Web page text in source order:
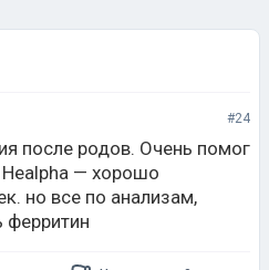
#24
после родов. Очень помог
— хорошо
но все по анализам,
ферритин